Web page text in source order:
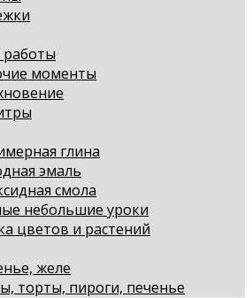
моменты
глина
эмаль
смола
небольшие уроки
цветов и растений
желе
торты, пироги, печенье